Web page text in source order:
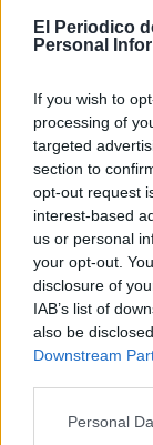
El Periodico
Personal
If you wish to
processing of
targeted
section to
opt-out request
interest-based
us or personal
your opt-out.
disclosure of
IAB’s list of
also be
Downstream
Personal
ayudándolas en
puedan surgir,
como a
que lleguen de
encuentren mejor
puedan rendir
preocuparse de
cosas ajenas a
En lo que
'fichajes' del
ilusión con la
campaña.
que “espero que
acabemos en
tengo una cosa
comenta que
bien del
duda es el